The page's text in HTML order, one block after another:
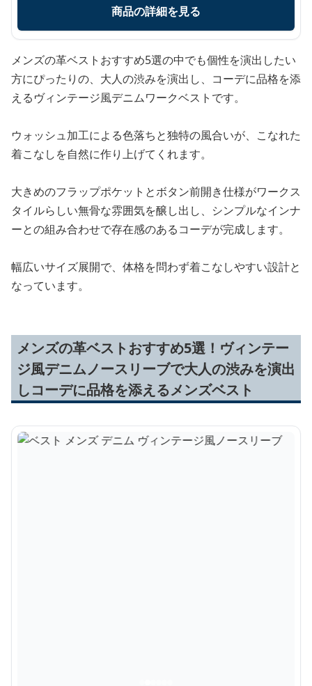
商品の詳細を見る
メンズの革ベストおすすめ5選の中でも個性を演出したい
方にぴったりの、大人の渋みを演出し、コーデに品格を添
えるヴィンテージ風デニムワークベストです。
ウォッシュ加工による色落ちと独特の風合いが、こなれた
着こなしを自然に作り上げてくれます。
大きめのフラップポケットとボタン前開き仕様がワークス
タイルらしい無骨な雰囲気を醸し出し、シンプルなインナ
ーとの組み合わせで存在感のあるコーデが完成します。
幅広いサイズ展開で、体格を問わず着こなしやすい設計と
なっています。
メンズの革ベストおすすめ5選！ヴィンテー
ジ風デニムノースリーブで大人の渋みを演出
しコーデに品格を添えるメンズベスト